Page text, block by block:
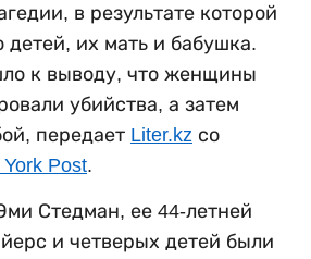
в результате которой
детей, их мать и бабушка.
к выводу, что женщины
убийства, а затем
передает Liter.kz со
Post.
Стедман, ее 44-летней
и четверых детей были